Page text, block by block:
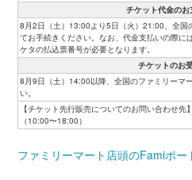
チケット代金の
8月2日（土）13:00より5日（火）21:00、全国
てお手続きください。なお、代金支払いの際に
ケタの払込票番号が必要となります。
チケットのお
8月9日（土）14:00以降、全国のファミリーマ
い。
【チケット先行販売についてのお問い合わ
（10:00〜18:00）
ファミリーマート店頭のFamiポー